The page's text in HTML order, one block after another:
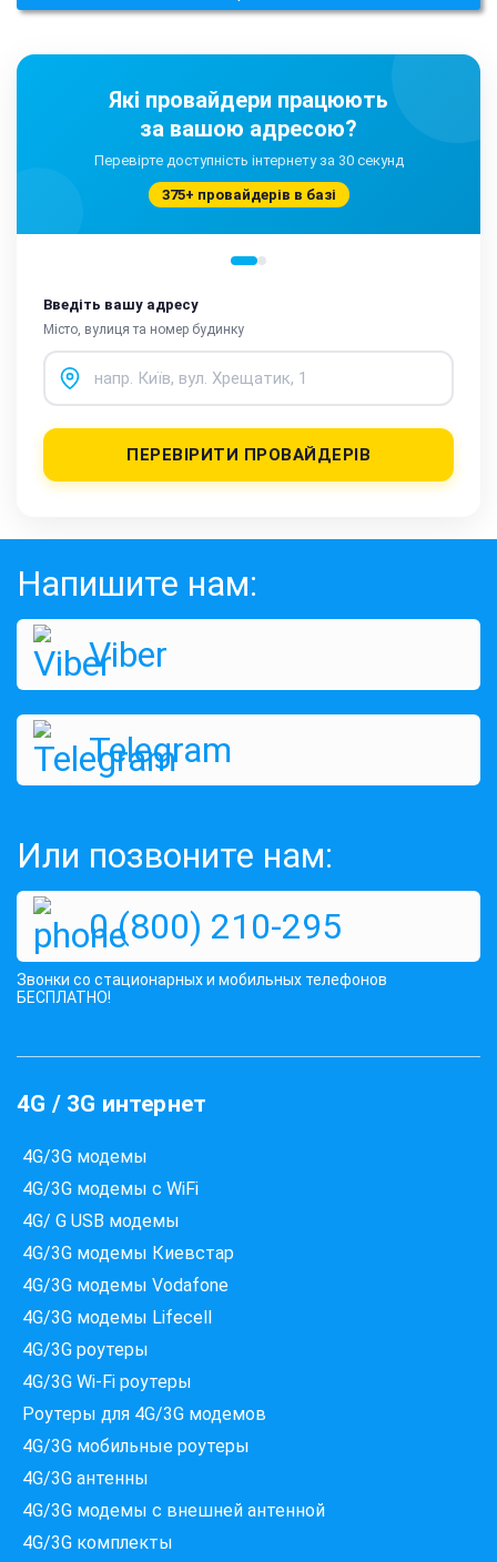
Які провайдери працюють
за вашою адресою?
Перевірте доступність інтернету за 30 секунд
375+ провайдерів в базі
Введіть вашу адресу
Місто, вулиця та номер будинку
ПЕРЕВІРИТИ ПРОВАЙДЕРІВ
Напишите нам:
Viber
Telegram
Или позвоните нам:
0 (800) 210-295
Звонки со стационарных и мобильных телефонов
БЕСПЛАТНО!
4G / 3G интернет
4G/3G модемы
4G/3G модемы с WiFi
4G/ G USB модемы
4G/3G модемы Киевстар
4G/3G модемы Vodafone
4G/3G модемы Lifecell
4G/3G роутеры
4G/3G Wi-Fi роутеры
Роутеры для 4G/3G модемов
4G/3G мобильные роутеры
4G/3G антенны
4G/3G модемы c внешней антенной
4G/3G комплекты
Які провайдери працюють
за вашою адресою?
Перевірте доступність інтернету за 30 секунд
375+ провайдерів в базі
Введіть вашу адресу
Місто, вулиця та номер будинку